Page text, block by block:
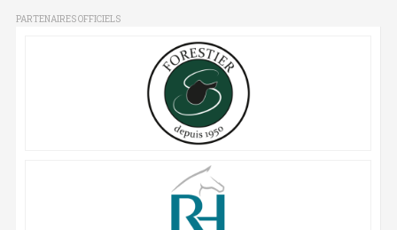
PARTENAIRES OFFICIELS